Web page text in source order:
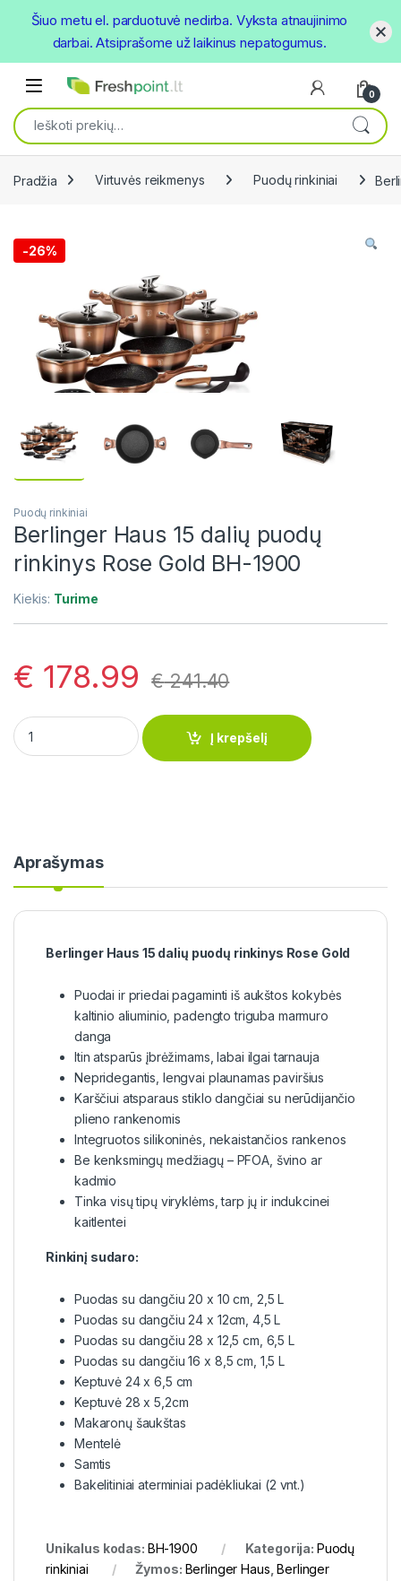
Open
0
Ieškoti:
Pradžia Virtuvės reikmenys Puodų rinkiniai
-26%
Puodų rinkiniai
Berlinger Haus 15 dalių puodų
rinkinys Rose Gold BH-1900
Kiekis: Turime
€ 178.99 €241.40
Berlinger Haus 15 dalių puodų rinkinys Rose Gold BH-1900
Į krepšelį
Aprašymas
Berlinger Haus 15 dalių puodų rinkinys Rose Gold
Puodai ir priedai pagaminti iš aukštos kokybės
kaltinio aliuminio, padengto triguba marmuro
danga
Itin atsparūs įbrėžimams, labai ilgai tarnauja
Nepridegantis, lengvai plaunamas paviršius
Karščiui atsparaus stiklo dangčiai su nerūdijančio
plieno rankenomis
Integruotos silikoninės, nekaistančios rankenos
Be kenksmingų medžiagų – PFOA, švino ar
kadmio
Tinka visų tipų viryklėms, tarp jų ir indukcinei
kaitlentei
Rinkinį sudaro:
Puodas su dangčiu 20 x 10 cm, 2,5 L
Puodas su dangčiu 24 x 12cm, 4,5 L
Puodas su dangčiu 28 x 12,5 cm, 6,5 L
Puodas su dangčiu 16 x 8,5 cm, 1,5 L
Keptuvė 24 x 6,5 cm
Keptuvė 28 x 5,2cm
Makaronų šaukštas
Mentelė
Samtis
Bakelitiniai aterminiai padėkliukai (2 vnt.)
Unikalus kodas: BH-1900 Kategorija: Puodų
rinkiniai
Žymos: Berlinger Haus ,Berlinger
Šiuo metu el. parduotuvė nedirba. Vyksta atnaujinimo
darbai. Atsiprašome už laikinus nepatogumus.